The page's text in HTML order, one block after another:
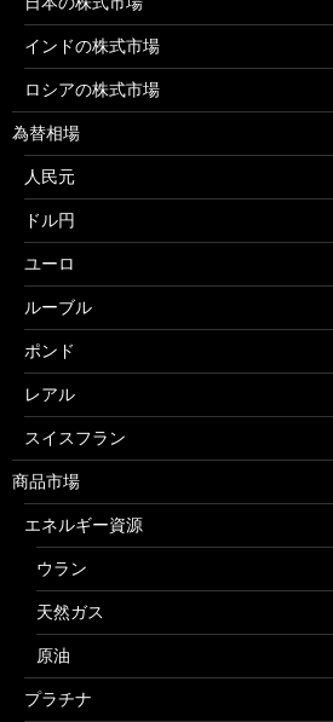
インドの株式市場
ロシアの株式市場
為替相場
人民元
ドル円
ユーロ
ルーブル
ポンド
レアル
スイスフラン
商品市場
エネルギー資源
ウラン
天然ガス
原油
プラチナ